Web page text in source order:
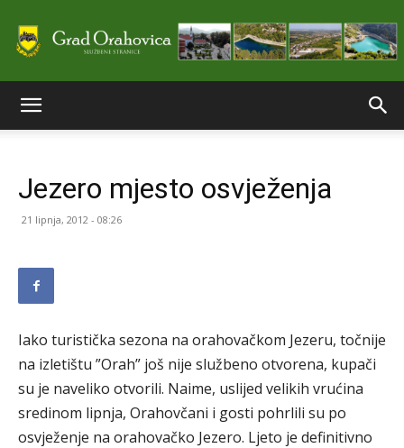
stranice
Orahovice
Jezero mjesto osvježenja
21 lipnja, 2012 - 08:26
Iako turistička sezona na orahovačkom Jezeru, točnije
na izletištu ”Orah” još nije službeno otvorena, kupači
su je naveliko otvorili. Naime, uslijed velikih vrućina
sredinom lipnja, Orahovčani i gosti pohrlili su po
osvježenje na orahovačko Jezero. Ljeto je definitivno